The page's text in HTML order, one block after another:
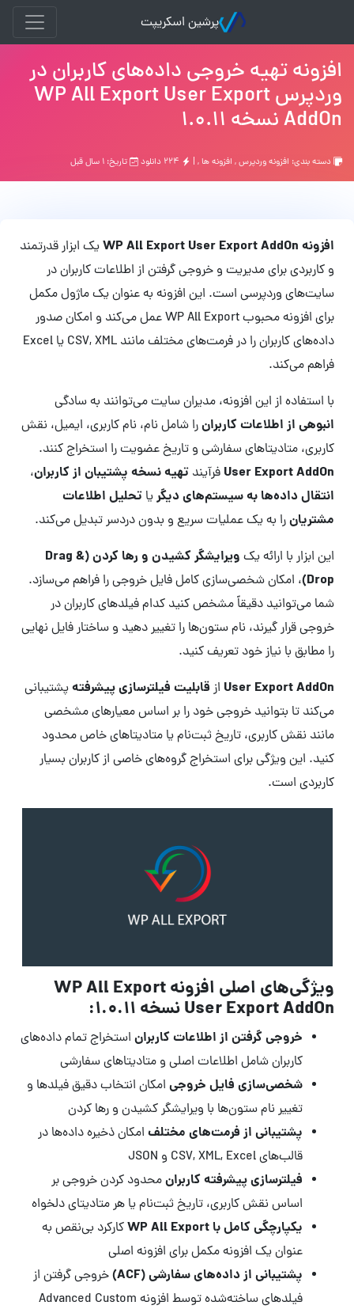
پرشین اسکریپت
افزونه تهیه خروجی داده‌های کاربران در
وردپرس WP All Export User Export
AddOn نسخه 1.0.11
دسته بندی: افزونه وردپرس, افزونه ها, | تاریخ: ۱ سال قبل
افزونه WP All Export User Export AddOn
یک ابزار قدرتمند
و کاربردی برای مدیریت و خروجی گرفتن از اطلاعات کاربران در
سایت‌های وردپرسی است. این افزونه به عنوان یک ماژول مکمل
برای افزونه محبوب WP All Export عمل می‌کند و امکان صدور
داده‌های کاربران را در فرمت‌های مختلف مانند CSV, XML یا Excel
فراهم می‌کند.
با استفاده از این افزونه، مدیران سایت می‌توانند به سادگی
انبوهی از اطلاعات کاربرانرا شامل نام، نام کاربری، ایمیل، نقش
کاربری، متادیتاهای سفارشی و تاریخ عضویت را استخراج کنند.
User Export AddOn فرآیند تهیه نسخه پشتیبان از کاربران،
انتقال داده‌ها به سیستم‌های دیگریا تحلیل اطلاعات
مشتریانرا به یک عملیات سریع و بدون دردسر تبدیل می‌کند.
این ابزار با ارائه یک
ویرایشگر کشیدن و رها کردن (Drag &
Drop) ، امکان شخصی‌سازی کامل فایل خروجی را فراهم می‌سازد.
شما می‌توانید دقیقاً مشخص کنید کدام فیلدهای کاربران در
خروجی قرار گیرند، نام ستون‌ها را تغییر دهید و ساختار فایل نهایی
را مطابق با نیاز خود تعریف کنید.
User Export AddOn از قابلیت فیلترسازی پیشرفتهپشتیبانی
می‌کند تا بتوانید خروجی خود را بر اساس معیارهای مشخصی
مانند نقش کاربری، تاریخ ثبت‌نام یا متادیتاهای خاص محدود
کنید. این ویژگی برای استخراج گروه‌های خاصی از کاربران بسیار
کاربردی است.
ویژگی‌های اصلی افزونه WP All Export
User Export AddOn نسخه 1.0.11:
خروجی گرفتن از اطلاعات کاربران استخراج تمام داده‌های
کاربران شامل اطلاعات اصلی و متادیتاهای سفارشی
شخصی‌سازی فایل خروجی امکان انتخاب دقیق فیلدها و
تغییر نام ستون‌ها با ویرایشگر کشیدن و رها کردن
پشتیبانی از فرمت‌های مختلف امکان ذخیره داده‌ها در
قالب‌های CSV, XML, Excel و JSON
فیلترسازی پیشرفته کاربرانمحدود کردن خروجی بر
اساس نقش کاربری، تاریخ ثبت‌نام یا هر متادیتای دلخواه
یکپارچگی کامل با WP All Export
کارکرد بی‌نقص به
عنوان یک افزونه مکمل برای افزونه اصلی
پشتیبانی از داده‌های سفارشی (ACF)
خروجی گرفتن از
فیلدهای ساخته‌شده توسط افزونه Advanced Custom